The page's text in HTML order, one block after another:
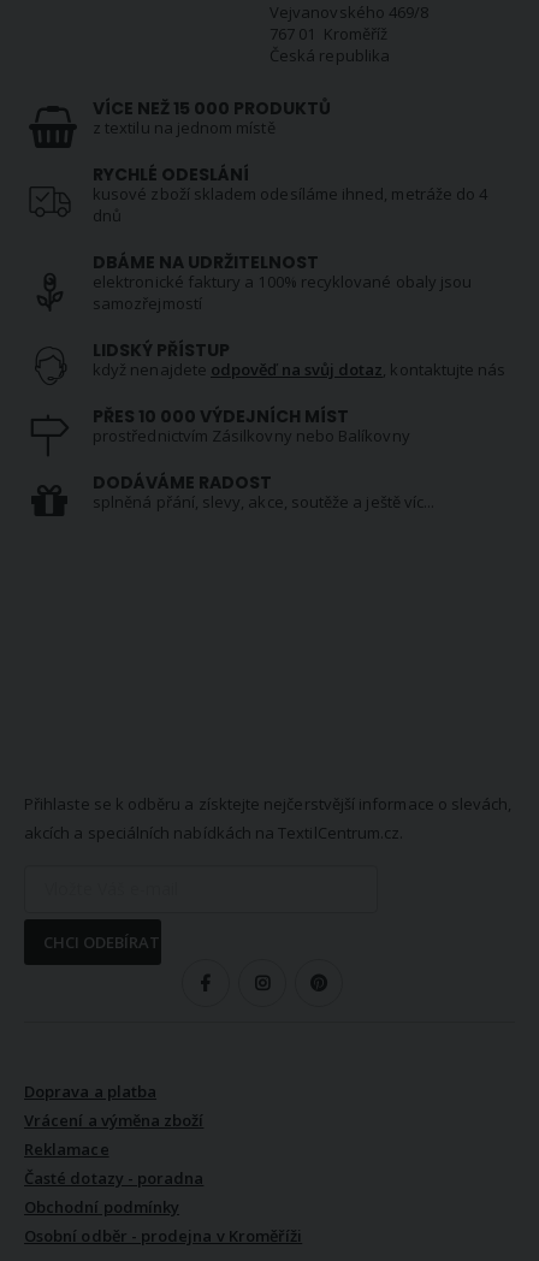
Vejvanovského 469/8
767 01 Kroměříž
Česká republika
VÍCE NEŽ 15 000 PRODUKTŮ
z textilu na jednom místě
RYCHLÉ ODESLÁNÍ
kusové zboží skladem odesíláme ihned, metráže do 4
dnů
DBÁME NA UDRŽITELNOST
elektronické faktury a 100% recyklované obaly jsou
samozřejmostí
LIDSKÝ PŘÍSTUP
když nenajdete odpověď na svůj dotaz, kontaktujte nás
PŘES 10 000 VÝDEJNÍCH MÍST
prostřednictvím Zásilkovny nebo Balíkovny
DODÁVÁME RADOST
splněná přání, slevy, akce, soutěže a ještě víc...
Přihlaste se k odběru a získtejte nejčerstvější informace o slevách,
akcích a speciálních nabídkách na TextilCentrum.cz.
CHCI ODEBÍRAT
Doprava a platba
Vrácení a výměna zboží
Reklamace
Časté dotazy - poradna
Obchodní podmínky
Osobní odběr - prodejna v Kroměříži